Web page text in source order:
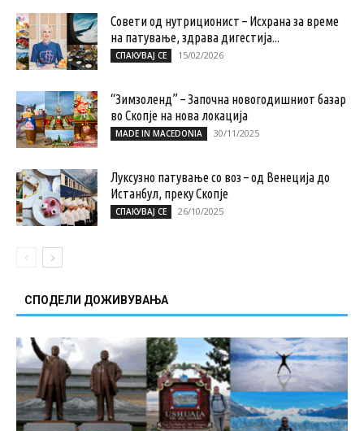
Совети од нутриционист – Исхрана за време
на патување, здрава дигестија...
СПАКУВАЈ СЕ 15/02/2026
“Зимзоленд” – Започна новогодишниот базар
во Скопје на нова локација
MADE IN MACEDONIA 30/11/2025
Луксузно патување со воз – од Венеција до
Истанбул, преку Скопје
СПАКУВАЈ СЕ 26/10/2025
СПОДЕЛИ ДОЖИВУВАЊА